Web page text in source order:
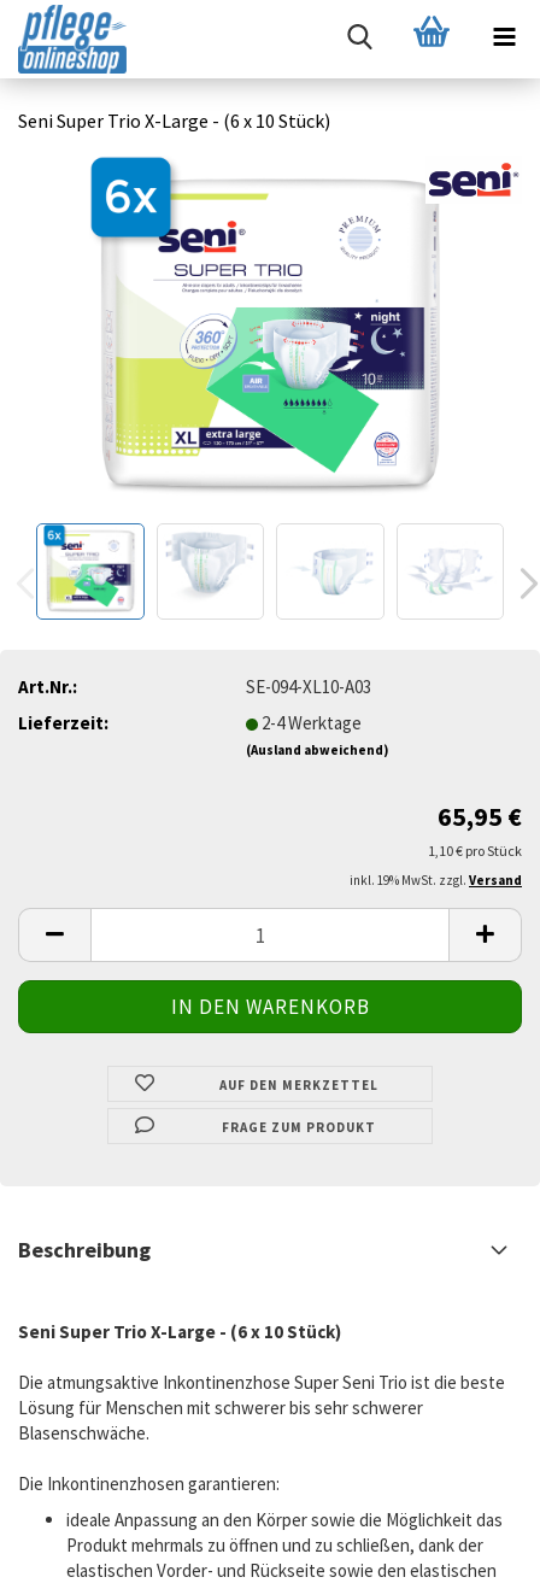
Seni Super Trio X-Large - (6 x 10 Stück)
Art.Nr.:
SE-094-XL10-A03
Lieferzeit:
2-4 Werktage
(Ausland abweichend)
65,95 €
1,10 € pro Stück
inkl. 19% MwSt. zzgl. Versand
AUF DEN MERKZETTEL
FRAGE ZUM PRODUKT
Beschreibung
Seni Super Trio X-Large - (6 x 10 Stück)
Die atmungsaktive Inkontinenzhose Super Seni Trio ist die beste
Lösung für Menschen mit schwerer bis sehr schwerer
Blasenschwäche.
Die Inkontinenzhosen garantieren:
ideale Anpassung an den Körper sowie die Möglichkeit das
Produkt mehrmals zu öffnen und zu schließen, dank der
elastischen Vorder- und Rückseite sowie den elastischen